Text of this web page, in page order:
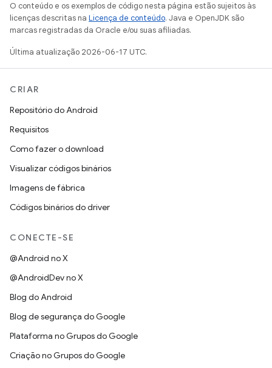
O conteúdo e os exemplos de código nesta página estão sujeitos às
licenças descritas na Licença de conteúdo. Java e OpenJDK são
marcas registradas da Oracle e/ou suas afiliadas.
Última atualização 2026-06-17 UTC.
CRIAR
Repositório do Android
Requisitos
Como fazer o download
Visualizar códigos binários
Imagens de fábrica
Códigos binários do driver
CONECTE-SE
@Android no X
@AndroidDev no X
Blog do Android
Blog de segurança do Google
Plataforma no Grupos do Google
Criação no Grupos do Google